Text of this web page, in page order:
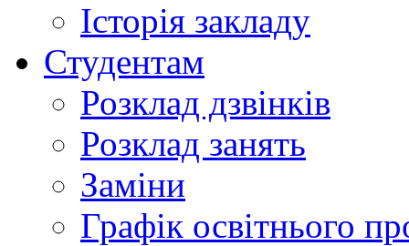
Історія закладу
Студентам
Розклад дзвінків
Розклад занять
Заміни
Графік освітнього